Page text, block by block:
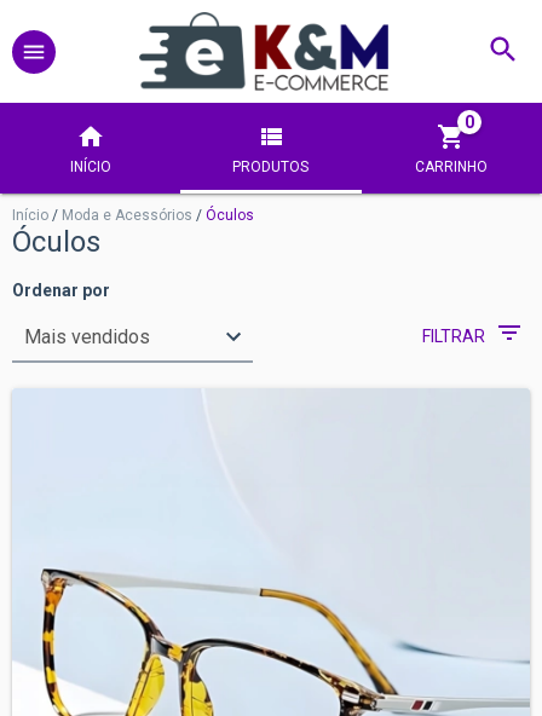
INÍCIO PRODUTOS CARRINHO
0
Início / Moda e Acessórios / Óculos
Óculos
Ordenar por
FILTRAR